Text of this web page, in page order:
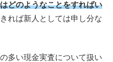
どのようなことをすればい
れば新人としては申し分な
多い現金実査について扱い